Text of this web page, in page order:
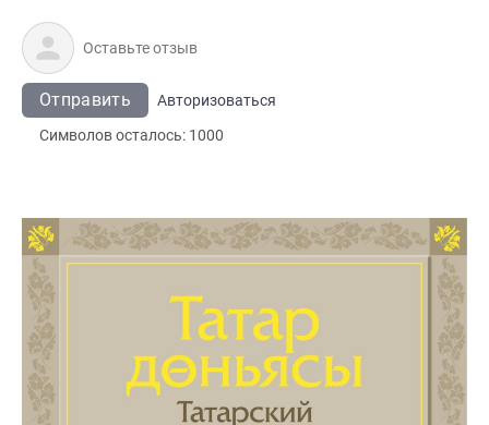
Отправить
Авторизоваться
Символов осталось: 1000